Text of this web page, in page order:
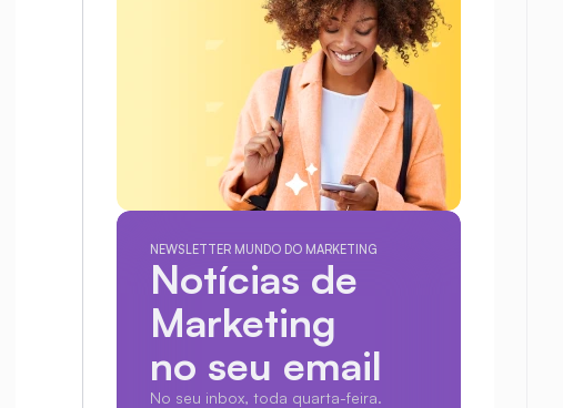
NEWSLETTER MUNDO DO MARKETING
Notícias de
Marketing
no seu email
No seu inbox, toda quarta-feira.